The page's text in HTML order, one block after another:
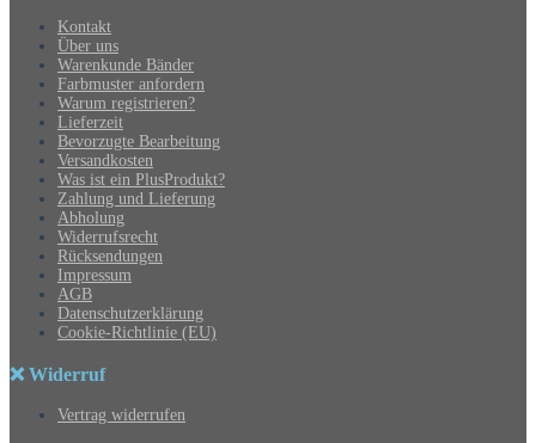
Kontakt
Über uns
Warenkunde Bänder
Farbmuster anfordern
Warum registrieren?
Lieferzeit
Bevorzugte Bearbeitung
Versandkosten
Was ist ein PlusProdukt?
Zahlung und Lieferung
Abholung
Widerrufsrecht
Rücksendungen
Impressum
AGB
Datenschutzerklärung
Cookie-Richtlinie (EU)
❌ Widerruf
Vertrag widerrufen